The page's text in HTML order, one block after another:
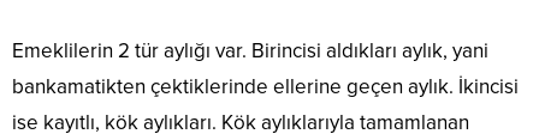
Emeklilerin 2 tür aylığı var. Birincisi aldıkları aylık, yani
bankamatikten çektiklerinde ellerine geçen aylık. İkincisi
ise kayıtlı, kök aylıkları. Kök aylıklarıyla tamamlanan